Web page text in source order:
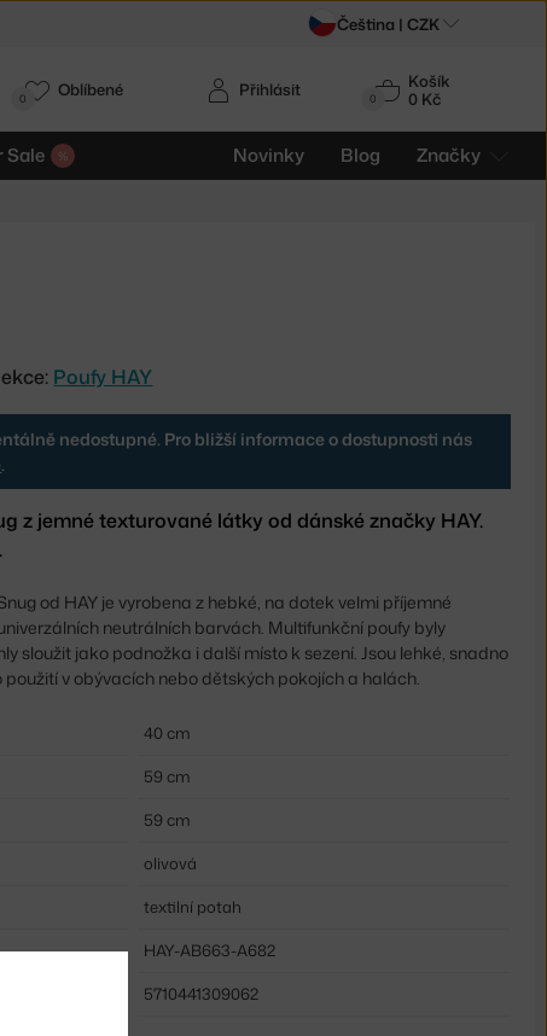
0
Košík
0 Kč
Sale Novinky Blog Značky
Přihlásit
0 Oblíbené
Poufy HAY
nedostupné. Pro bližší informace o dostupnosti nás
.
z jemné texturované látky od dánské značky HAY.
od HAY je vyrobena z hebké, na dotek velmi příjemné
neutrálních barvách. Multifunkční poufy byly
sloužit jako podnožka i další místo k sezení. Jsou lehké, snadno
v obývacích nebo dětských pokojích a halách.
40 cm
59 cm
59 cm
olivová
textilní potah
HAY-AB663-A682
5710441309062
Čeština | CZK